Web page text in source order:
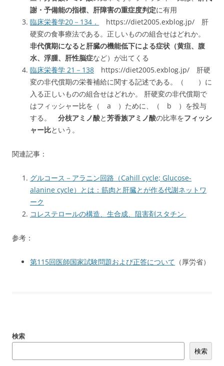
謝・予備能の指標、肝障害の重症度判定に有用
臨床栄養学20－134．
https://diet2005.exblog.jp/ 肝
硬変の食事療法である。正しいものの組合せはどれか。
非代償期になると肝臓の機能低下による症状（黄疸、腹
水、浮腫、肝性脳症など）が出てくる
臨床栄養学 21－138 https://diet2005.exblog.jp/ 肝硬
変の非代償期の栄養補給に関する記述である。（ ）に
入る正しいものの組合せはどれか。 肝硬変の非代償期で
はフィッシャー比を（ a ）ために、（ b ）を投与
する。 分枝アミノ酸と芳香族アミノ酸の比率をフィッシ
ャー比という。
関連記事：
グルコース－アラニン回路（Cahill cycle; Glucose-
alanine cycle）とは：筋肉と肝臓とが作る代謝ネットワ
ーク
コレステロールの構造、生合成、阻害剤スタチン
参考：
第115回医師国家試験問題および正答について （厚労省）
検索
検索